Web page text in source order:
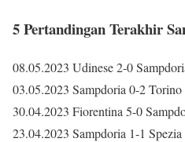
5 Pertandingan Terakhir
08.05.2023 Udinese 2-0
03.05.2023 Sampdoria 0-2
30.04.2023 Fiorentina 5-0
23.04.2023 Sampdoria 1-1